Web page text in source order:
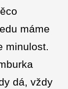
máme
minulost.
dá, vždy